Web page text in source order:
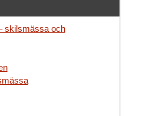
skilsmässa och